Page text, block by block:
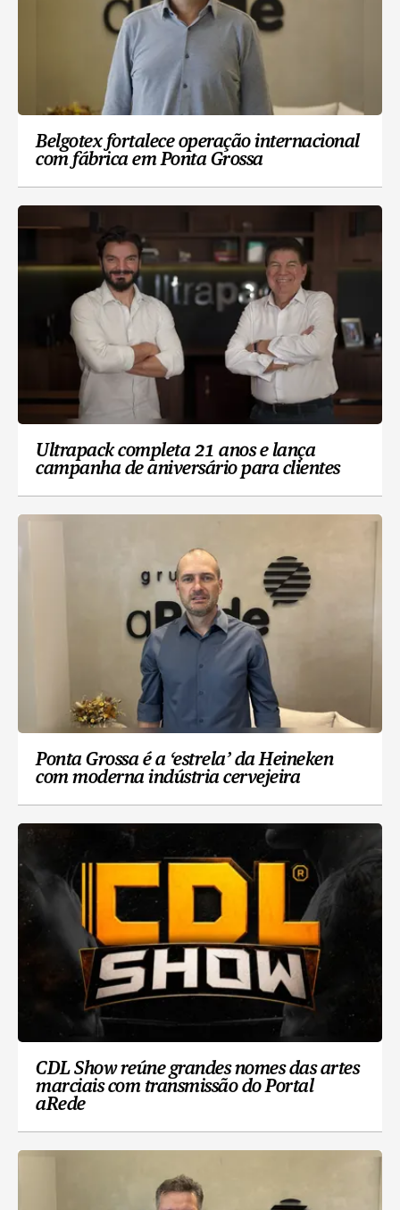
Belgotex fortalece operação internacional
com fábrica em Ponta Grossa
Ultrapack completa 21 anos e lança
campanha de aniversário para clientes
Ponta Grossa é a ‘estrela’ da Heineken
com moderna indústria cervejeira
CDL Show reúne grandes nomes das artes
marciais com transmissão do Portal
aRede